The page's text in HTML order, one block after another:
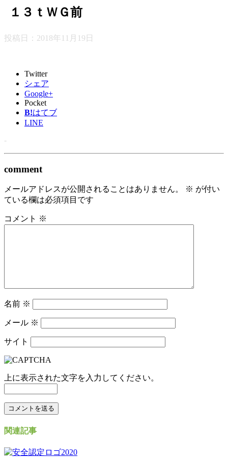
１３ｔＷＧ前
投稿日： 2018年11月19日
Twitter
シェア
Google+
Pocket
B!はてブ
LINE
-
comment
メールアドレスが公開されることはありません。 ※ が付い
ている欄は必須項目です
コメント ※
名前 ※
メール ※
サイト
上に表示された文字を入力してください。
関連記事